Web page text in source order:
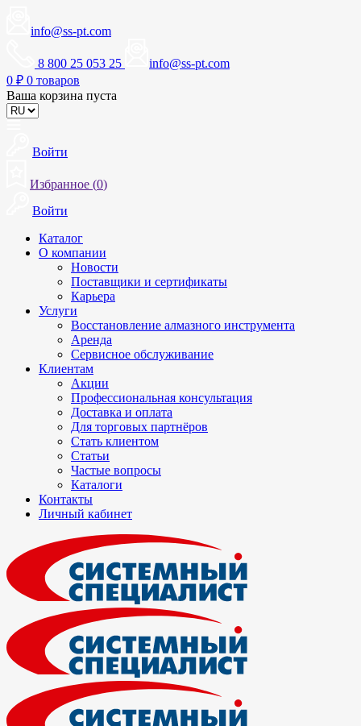
info@ss-pt.com
8 800 25 053 25
info@ss-pt.com
0 ₽ 0 товаров
Ваша корзина пуста
Войти
Избранное (0)
Войти
Каталог
О компании
Новости
Поставщики и сертификаты
Карьера
Услуги
Восстановление алмазного инструмента
Аренда
Сервисное обслуживание
Клиентам
Акции
Профессиональная консультация
Доставка и оплата
Для торговых партнёров
Стать клиентом
Статьи
Частые вопросы
Каталоги
Контакты
Личный кабинет